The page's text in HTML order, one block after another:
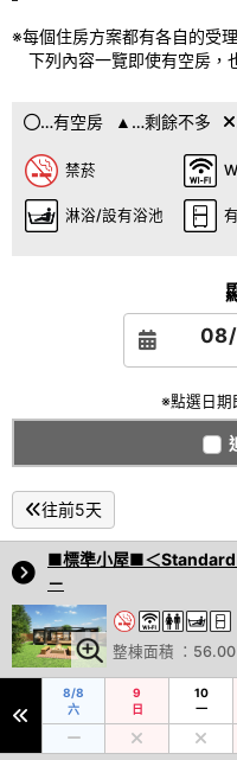
※每個住房方案都有各自的受
下列內容一覽即使有空房，
…有空房 …剩餘不多
禁菸
淋浴/設有浴池
※點選日期
往前5天
■標準小屋■＜Standard
－
整棟面積 ：
8/8
六
9
日
10
一